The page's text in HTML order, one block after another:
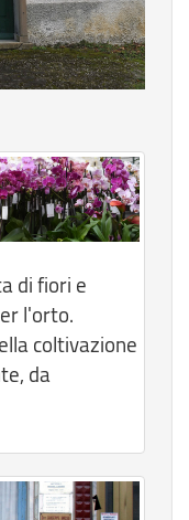
di fiori e
l'orto.
coltivazione
da